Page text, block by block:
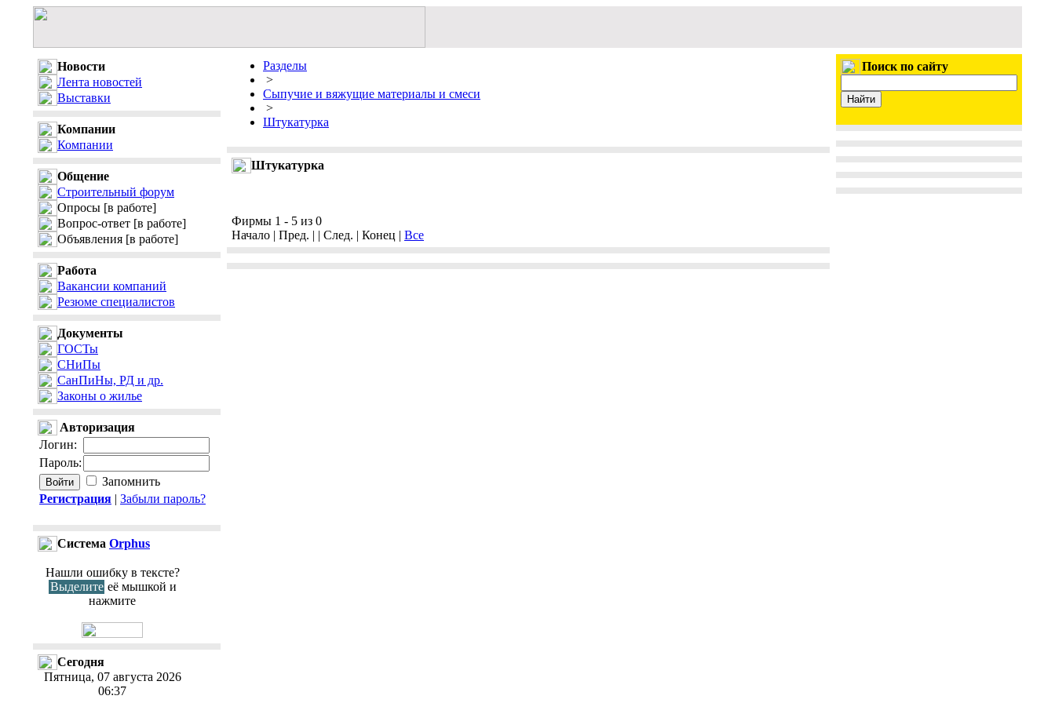
Новости
Лента новостей
Выставки
Компании
Компании
Общение
Строительный форум
Опросы [в работе]
Вопрос-ответ [в работе]
Объявления [в работе]
Работа
Вакансии компаний
Резюме специалистов
Документы
ГОСТы
СНиПы
СанПиНы, РД и др.
Законы о жилье
Авторизация
Логин:
Пароль:
Запомнить
Регистрация | Забыли пароль?
Cистема Orphus
Нашли ошибку в тексте?
Выделите её мышкой и
нажмите
Сегодня
Пятница, 07 августа 2026
06:37
Разделы
>
Сыпучие и вяжущие материалы и смеси
>
Штукатурка
Штукатурка
Фирмы 1 - 5 из 0
Начало | Пред. | | След. | Конец | Все
Поиск по сайту